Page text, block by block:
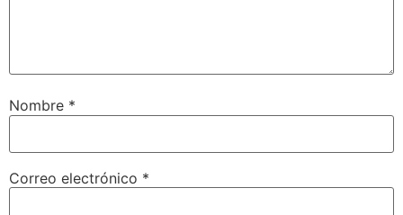
Nombre *
Correo electrónico *